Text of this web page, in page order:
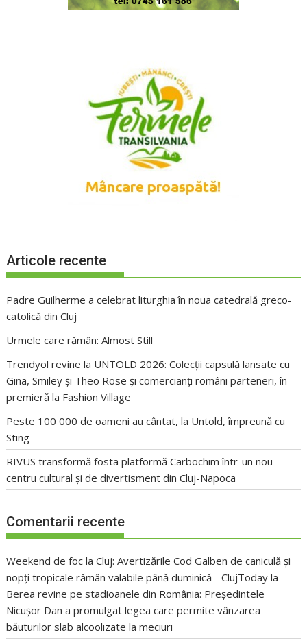
Articole recente
Padre Guilherme a celebrat liturghia în noua catedrală greco-
catolică din Cluj
Urmele care rămân: Almost Still
Trendyol revine la UNTOLD 2026: Colecții capsulă lansate cu
Gina, Smiley și Theo Rose și comercianți români parteneri, în
premieră la Fashion Village
Peste 100 000 de oameni au cântat, la Untold, împreună cu
Sting
RIVUS transformă fosta platformă Carbochim într-un nou
centru cultural și de divertisment din Cluj-Napoca
Comentarii recente
Weekend de foc la Cluj: Avertizările Cod Galben de caniculă și
nopți tropicale rămân valabile până duminică - ClujToday la
Berea revine pe stadioanele din România: Președintele
Nicușor Dan a promulgat legea care permite vânzarea
băuturilor slab alcoolizate la meciuri